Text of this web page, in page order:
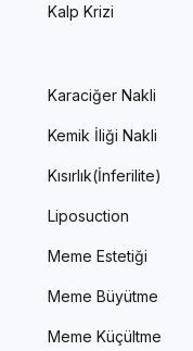
Kalp Krizi
Karaciğer Nakli
Kemik İliği Nakli
Kısırlık(İnferilite)
Liposuction
Meme Estetiği
Meme Büyütme
Meme Küçültme